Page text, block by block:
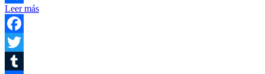
Compartir
Leer más
Facebook
Twitter